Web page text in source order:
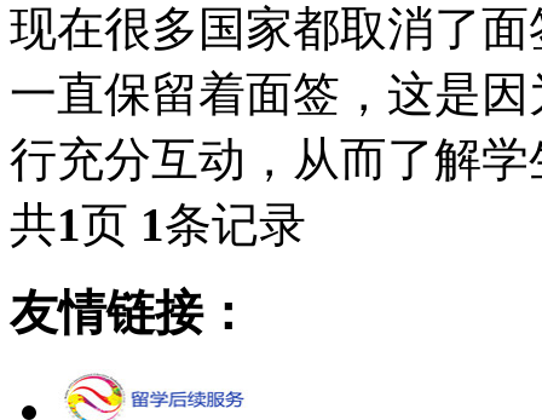
现在很多国家都取消了
一直保留着面签，这是
行充分互动，从而了解
共1页 1条记录
友情链接：